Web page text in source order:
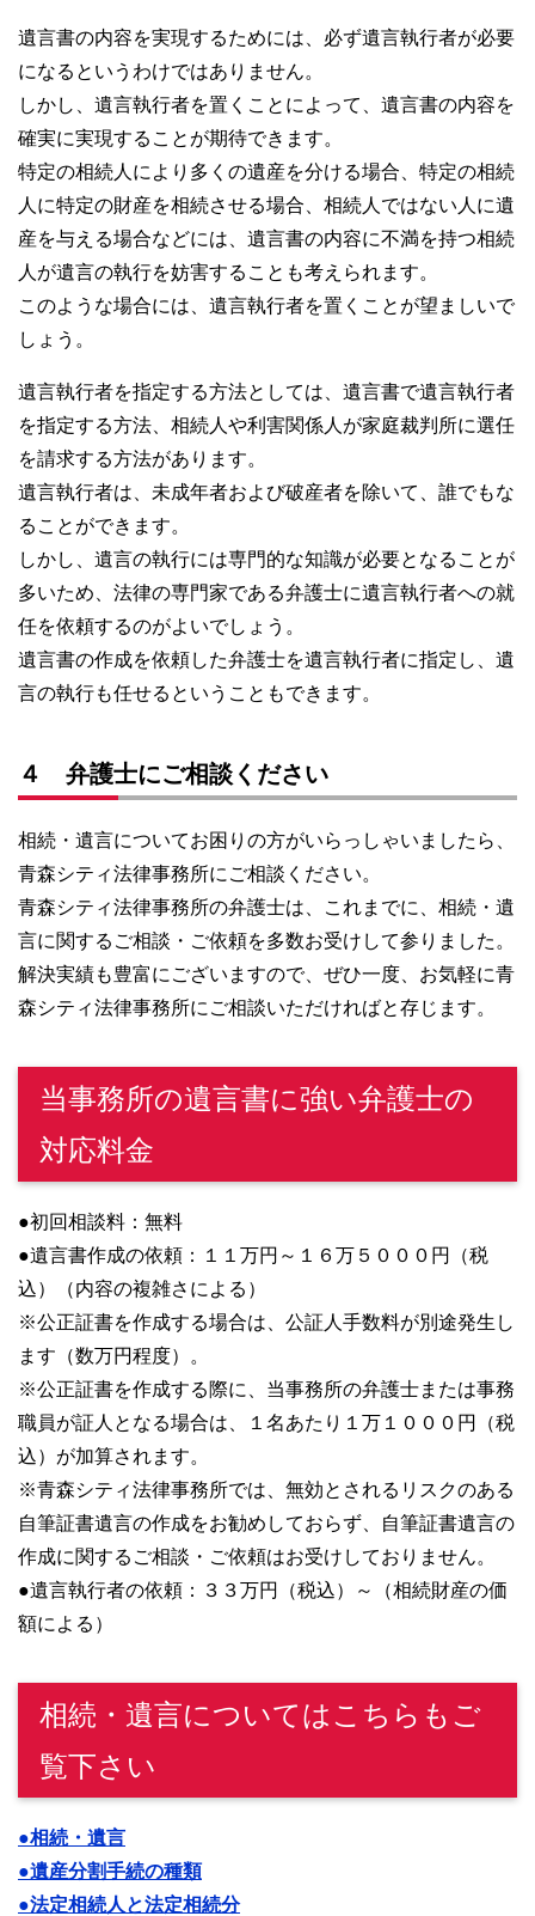
遺言書の内容を実現するためには、必ず遺言執行者が必要
になるというわけではありません。
しかし、遺言執行者を置くことによって、遺言書の内容を
確実に実現することが期待できます。
特定の相続人により多くの遺産を分ける場合、特定の相続
人に特定の財産を相続させる場合、相続人ではない人に遺
産を与える場合などには、遺言書の内容に不満を持つ相続
人が遺言の執行を妨害することも考えられます。
このような場合には、遺言執行者を置くことが望ましいで
しょう。
遺言執行者を指定する方法としては、遺言書で遺言執行者
を指定する方法、相続人や利害関係人が家庭裁判所に選任
を請求する方法があります。
遺言執行者は、未成年者および破産者を除いて、誰でもな
ることができます。
しかし、遺言の執行には専門的な知識が必要となることが
多いため、法律の専門家である弁護士に遺言執行者への就
任を依頼するのがよいでしょう。
遺言書の作成を依頼した弁護士を遺言執行者に指定し、遺
言の執行も任せるということもできます。
４ 弁護士にご相談ください
相続・遺言についてお困りの方がいらっしゃいましたら、
青森シティ法律事務所にご相談ください。
青森シティ法律事務所の弁護士は、これまでに、相続・遺
言に関するご相談・ご依頼を多数お受けして参りました。
解決実績も豊富にございますので、ぜひ一度、お気軽に青
森シティ法律事務所にご相談いただければと存じます。
当事務所の遺言書に強い弁護士の
対応料金
●初回相談料：無料
●遺言書作成の依頼：１１万円～１６万５０００円（税
込）（内容の複雑さによる）
※公正証書を作成する場合は、公証人手数料が別途発生し
ます（数万円程度）。
※公正証書を作成する際に、当事務所の弁護士または事務
職員が証人となる場合は、１名あたり１万１０００円（税
込）が加算されます。
※青森シティ法律事務所では、無効とされるリスクのある
自筆証書遺言の作成をお勧めしておらず、自筆証書遺言の
作成に関するご相談・ご依頼はお受けしておりません。
●遺言執行者の依頼：３３万円（税込）～（相続財産の価
額による）
相続・遺言についてはこちらもご
覧下さい
●相続・遺言
●遺産分割手続の種類
●法定相続人と法定相続分